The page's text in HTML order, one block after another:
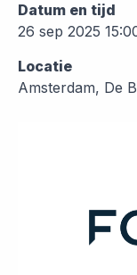
Datum en tijd
26 sep 2025
Locatie
Amsterdam, De